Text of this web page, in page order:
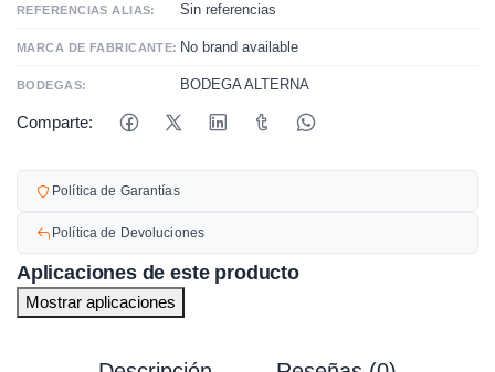
REFERENCIAS ALIAS: Sin referencias
MARCA DE FABRICANTE: No brand available
BODEGAS: BODEGA ALTERNA
Comparte:
Política de Garantías
Política de Devoluciones
Aplicaciones de este producto
Mostrar aplicaciones